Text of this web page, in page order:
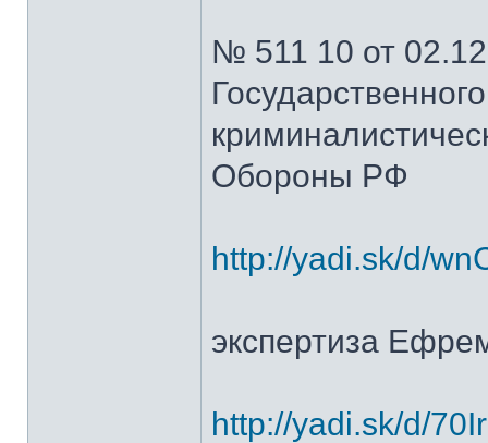
№ 511 10 от
Обороны РФ
http://yadi.sk/d/
экспертиза
http://yadi.sk/d/